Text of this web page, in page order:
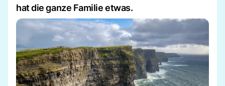
hat die ganze Familie etwas.